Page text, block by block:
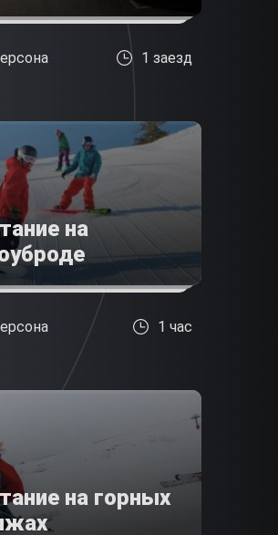
1 заезд
на
1 час
на горных